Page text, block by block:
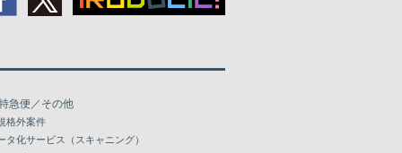
急便／その他
格外案件
タ化サービス（スキャニング）